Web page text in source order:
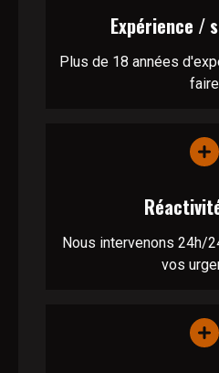
Expérience /
Plus de 18 années
faire
Nous intervenons 24h/
vos